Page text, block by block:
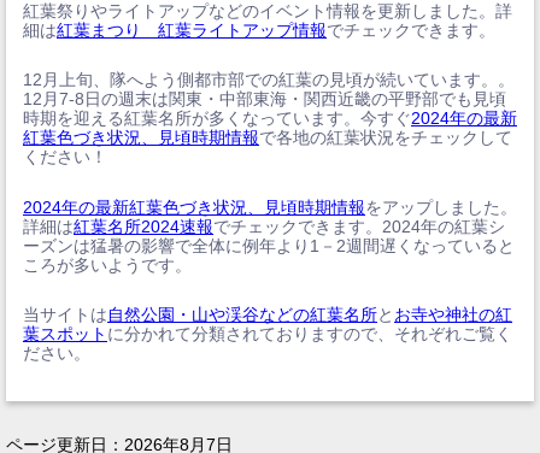
紅葉祭りやライトアップなどのイベント情報を更新しました。詳
細は紅葉まつり 紅葉ライトアップ情報でチェックできます。
12月上旬、隊へよう側都市部での紅葉の見頃が続いています。。
12月7-8日の週末は関東・中部東海・関西近畿の平野部でも見頃
時期を迎える紅葉名所が多くなっています。今すぐ2024年の最新
紅葉色づき状況、見頃時期情報で各地の紅葉状況をチェックして
ください！
2024年の最新紅葉色づき状況、見頃時期情報をアップしました。
詳細は紅葉名所2024速報でチェックできます。2024年の紅葉シ
ーズンは猛暑の影響で全体に例年より1－2週間遅くなっていると
ころが多いようです。
当サイトは自然公園・山や渓谷などの紅葉名所と お寺や神社の紅
葉スポット に分かれて分類されておりますので、それぞれご覧く
ださい。
ページ更新日： 2026年8月7日